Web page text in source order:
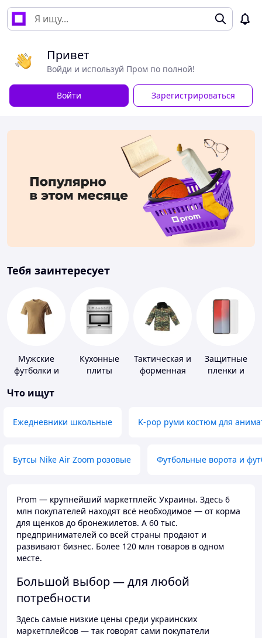
Привет
Войди и используй Пром по полной!
Войти Зарегистрироваться
Тебя заинтересует
Мужские
футболки и
Кухонные
плиты
Тактическая и
форменная
Защитные
пленки и
Что ищут
Ежедневники школьные K-pop руми костюм для
Бутсы Nike Air Zoom розовые Футбольные ворота и
Prom — крупнейший маркетплейс Украины. Здесь 6
млн покупателей находят всё необходимое — от корма
для щенков до бронежилетов. А 60 тыс.
предпринимателей со всей страны продают и
развивают бизнес. Более 120 млн товаров в одном
месте.
Большой выбор — для любой
потребности
Здесь самые низкие цены среди украинских
маркетплейсов — так говорят сами покупатели